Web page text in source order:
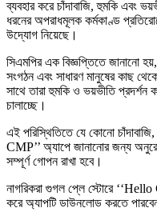
ব্যবহার করে চাঁদাবাজি, হুমকি এবং
ধরনের অপরাধমূলক কর্মকাণ্ড
উদ্যােগ নিয়েছে।
সিএমপির এক বিজ্ঞপ্তিতে জানানো
সংগঠন এবং সাধারণ মানুষের কাছ
সাথে তারা হুমকি ও ভয়ভীতি প্রদর্শন
চালাচ্ছে।
এই পরিস্থিতিতে যে কোনো
CMP’’ অ্যাপে জানানোর জন্য
সম্পূর্ণ গোপন রাখা হবে।
নাগরিকরা গুগল প্লে স্টোরে
করে অ্যাপটি ডাউনলোড করতে